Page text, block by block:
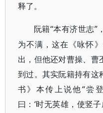
释了。
阮籍“本有济世志”
为不满，这在《咏怀
出，但他还对曹操、曹
到过。其实阮籍持有这
书》本传上说他“尝
曰：‘时无英雄，使竖